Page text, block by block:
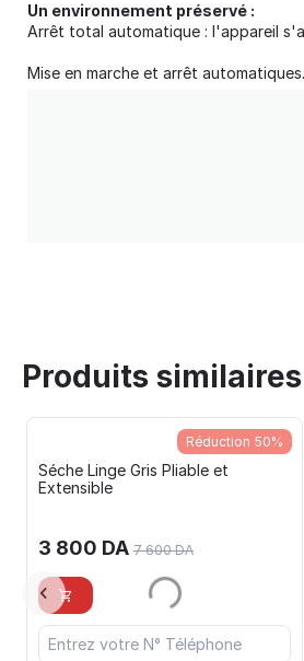
Un environnement préservé :
Arrêt total automatique : l'appareil
Mise en marche et arrêt automatiques.
Produits similaires
Réduction 50%
Séche Linge Gris Pliable et
Extensible
3 800 DA 7 600 DA